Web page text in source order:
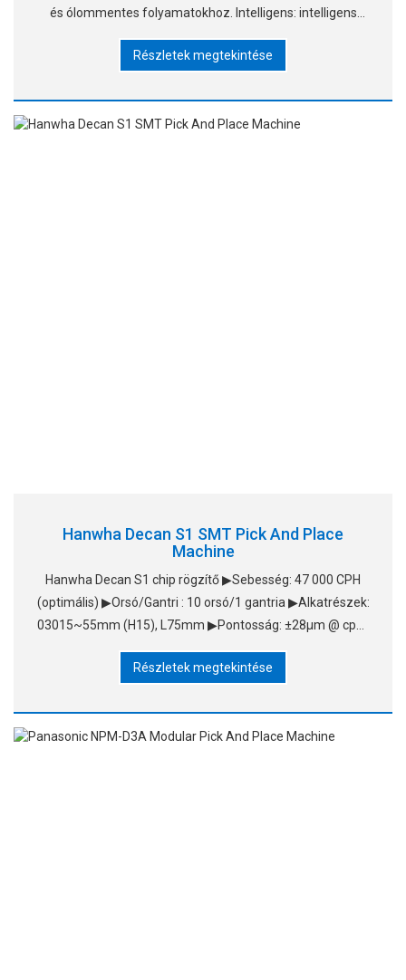
és ólommentes folyamatokhoz. Intelligens: intelligens
automatikus h
Részletek megtekintése
Hanwha Decan S1 SMT Pick And Place
Machine
Hanwha Decan S1 chip rögzítő ▶Sebesség: 47 000 CPH
(optimális) ▶Orsó/Gantri : 10 orsó/1 gantria ▶Alkatrészek:
03015~55mm (H15), L75mm ▶Pontosság: ±28μm @ cpk≥
Részletek megtekintése